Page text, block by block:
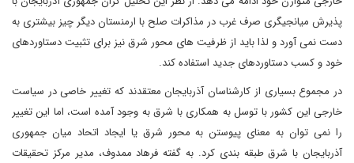
پذیرش میانجیگری صرف غرب در مذاکرات صلح با ارمنستان دیگر چیز بیشتری به
دست نمی آورد و لذا باید از ظرفیت های محور شرق نیز برای تثبیت دستاوردهای
خود و کسب دستاوردهای جدید استفاده کند.
در مجموع بسیاری از کارشناسان آذربایجان معتقدند که تغییر خاصی در سیاست
خارجی این کشور با توسل به همکاری با شرق به وجود آمده است، اما این تغییر
را نمی توان به معنای پیوستن به محور شرق یا ایجاد اتحاد میان جمهوری
آذربایجان با شرق طبقه بندی کرد. به گفته فرهاد ممدوف، مدیر مرکز تحقیقات